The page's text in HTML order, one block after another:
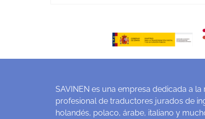
SAVINEN es una empresa dedicada a
profesional de traductores jurados de
holandés, polaco, árabe, italiano y